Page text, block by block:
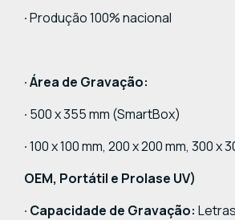
·Produção 100% nacional
· Área de Gravação:
· 500 x 355 mm (SmartBox)
·100 x 100 mm, 200 x 200 mm, 300 x
OEM, Portátil e Prolase UV)
· Capacidade de Gravação: